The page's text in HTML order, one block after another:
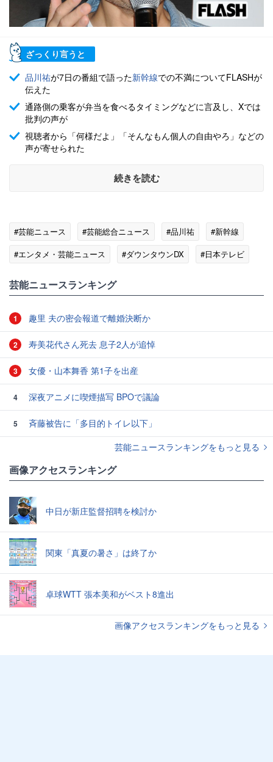
ざっくり言うと
品川祐が7日の番組で語った新幹線での不満についてFLASHが
伝えた
通路側の乗客が弁当を食べるタイミングなどに言及し、Xでは
批判の声が
視聴者から「何様だよ」「そんなもん個人の自由やろ」などの
声が寄せられた
続きを読む
#芸能ニュース #芸能総合ニュース #品川祐
#新幹線
#エンタメ・芸能ニュース
#ダウンタウンDX #日本テレビ
芸能ニュースランキング
1 趣里 夫の密会報道で離婚決断か
2 寿美花代さん死去 息子2人が追悼
3 女優・山本舞香 第1子を出産
4 深夜アニメに喫煙描写 BPOで議論
5
斉藤被告に「多目的トイレ以下」
芸能ニュースランキングをもっと見る
画像アクセスランキング
中日が新庄監督招聘を検討か
関東「真夏の暑さ」は終了か
卓球WTT 張本美和がベスト8進出
画像アクセスランキングをもっと見る